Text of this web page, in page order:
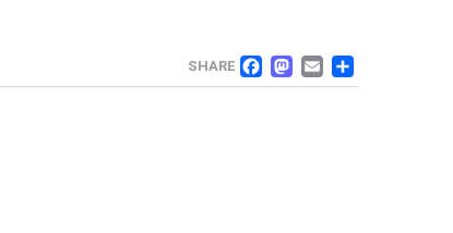
SHARE FACEBOOK
EMAIL